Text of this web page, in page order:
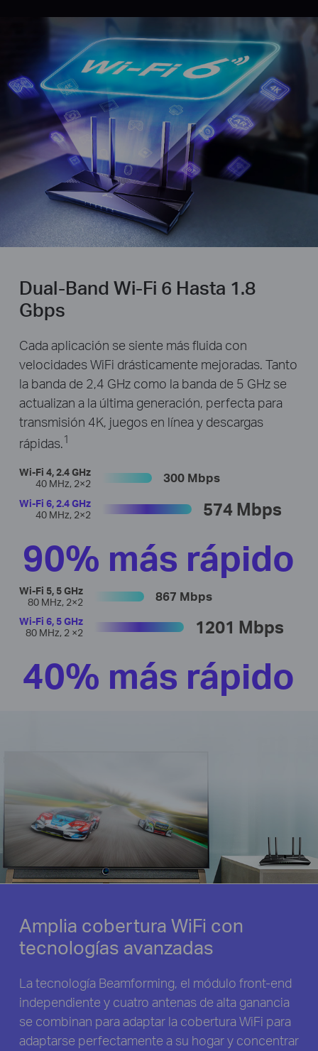
Dual-Band Wi-Fi 6 Hasta 1.8
Gbps
Cada aplicación se siente más fluida con
velocidades WiFi drásticamente mejoradas. Tanto
la banda de 2,4 GHz como la banda de 5 GHz se
actualizan a la última generación, perfecta para
transmisión 4K, juegos en línea y descargas
rápidas.1
Wi-Fi 4, 2.4 GHz
40 MHz, 2×2
300 Mbps
Wi-Fi 6, 2.4 GHz
40 MHz, 2×2
574 Mbps
90% más rápido
Wi-Fi 5, 5 GHz
80 MHz, 2×2
867 Mbps
Wi-Fi 6, 5 GHz
80 MHz, 2 ×2
1201 Mbps
40% más rápido
Amplia cobertura WiFi con
tecnologías avanzadas
La tecnología Beamforming, el módulo front-end
independiente y cuatro antenas de alta ganancia
se combinan para adaptar la cobertura WiFi para
adaptarse perfectamente a su hogar y concentrar